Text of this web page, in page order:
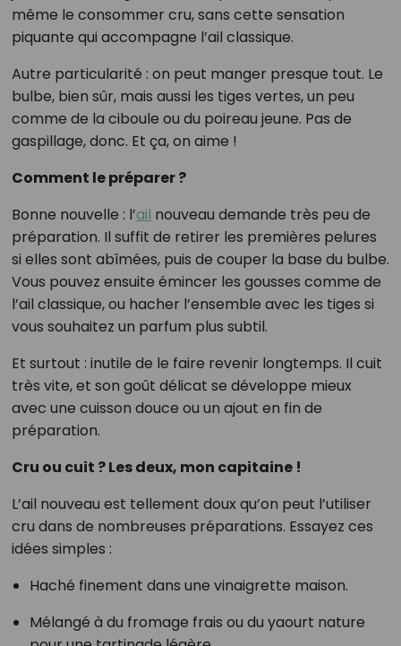
même le consommer cru, sans cette sensation
piquante qui accompagne l’ail classique.
Autre particularité : on peut manger presque tout. Le
bulbe, bien sûr, mais aussi les tiges vertes, un peu
comme de la ciboule ou du poireau jeune. Pas de
gaspillage, donc. Et ça, on aime !
Comment le préparer ?
Bonne nouvelle : l’ail nouveau demande très peu de
préparation. Il suffit de retirer les premières pelures
si elles sont abîmées, puis de couper la base du bulbe.
Vous pouvez ensuite émincer les gousses comme de
l’ail classique, ou hacher l’ensemble avec les tiges si
vous souhaitez un parfum plus subtil.
Et surtout : inutile de le faire revenir longtemps. Il cuit
très vite, et son goût délicat se développe mieux
avec une cuisson douce ou un ajout en fin de
préparation.
Cru ou cuit ? Les deux, mon capitaine !
L’ail nouveau est tellement doux qu’on peut l’utiliser
cru dans de nombreuses préparations. Essayez ces
idées simples :
Haché finement dans une vinaigrette maison.
Mélangé à du fromage frais ou du yaourt nature